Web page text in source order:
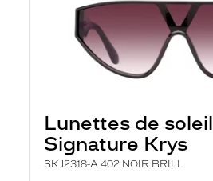
Lunettes de soleil
Signature Krys
SKJ2318-A 402 NOIR BRILL